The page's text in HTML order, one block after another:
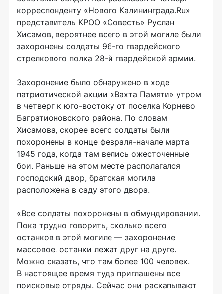
корреспонденту «Нового Калининграда.Ru»
представитель КРОО «Совесть» Руслан
Хисамов, вероятнее всего в этой могиле были
захоронены солдаты 96-го гвардейского
стрелкового полка 28-й гвардейской армии.
Захоронение было обнаружено в ходе
патриотической акции «Вахта Памяти» утром
в четверг к юго-востоку от поселка Корнево
Багратионовского района. По словам
Хисамова, скорее всего солдаты были
похоронены в конце февраля-начале марта
1945 года, когда там велись ожесточенные
бои. Раньше на этом месте располагался
господский двор, братская могила
расположена в саду этого двора.
«Все солдаты похоронены в обмундировании.
Пока трудно говорить, сколько всего
останков в этой могиле — захоронение
массовое, останки лежат друг на друге.
Можно сказать, что там более 100 человек.
В настоящее время туда приглашены все
поисковые отряды. Сейчас они раскапывают